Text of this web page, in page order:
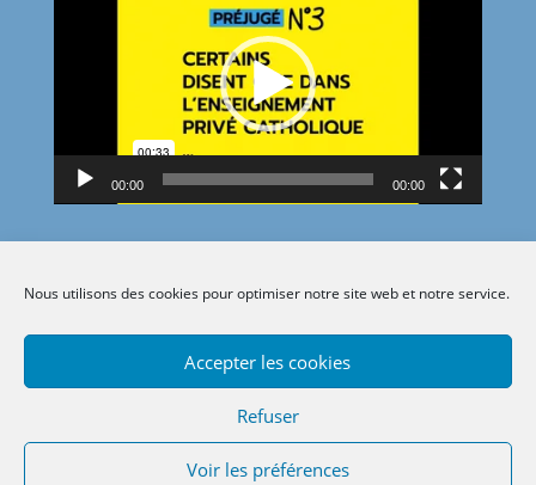
Nous utilisons des cookies pour optimiser notre site web et notre service.
Accepter les cookies
Refuser
Voir les préférences
00:00 00:00